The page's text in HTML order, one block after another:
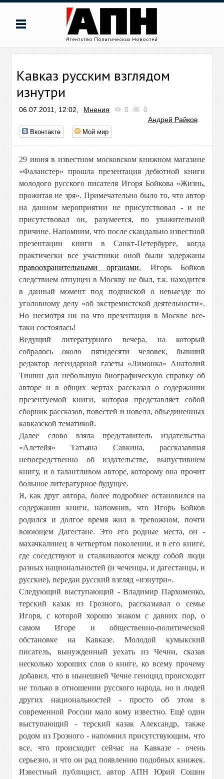
Кавказ русским взглядом
изнутри
06.07.2011, 12:02, Мнения 0
0
Андрей Райков
Вконтакте Мой мир
29 июня в известном московском книжном магазине
«Фаланстер» прошла презентация дебютной книги
молодого русского писателя Игоря Бойкова «Жизнь,
прожитая не зря». Примечательно было то, что автор
на данном мероприятии не присутствовал - и не
присутствовал он, разумеется, по уважительной
причине. Напомним, что после скандально известной
презентации книги в Санкт-Петербурге, когда
практически все участники оной были задержаны
правоохранительными органами, Игорь Бойков
следствием отпущен в Москву не был, т.к. находится
в данный момент под подпиской о невыезде по
уголовному делу «об экстремистской деятельности».
Но несмотря ни на что презентация в Москве все-
таки состоялась!
Ведущий литературного вечера, на который
собралось около пятидесяти человек, бывший
редактор легендарной газеты «Лимонка» Анатолий
Тишин дал небольшую биографическую справку об
авторе и в общих чертах рассказал о содержании
презентуемой книги, которая представляет собой
сборник рассказов, повестей и новелл, объединенных
кавказской тематикой.
Далее слово взяла представитель издательства
«Алетейя» Татьяна Савкина, рассказавшая
непосредственно об издательстве, выпустившем
книгу, и о талантливом авторе, которому она прочит
большое литературное будущее.
Я, как друг автора, более подробнее остановился на
содержании книги, напомнив, что Игорь Бойков
родился и долгое время жил в тревожном, почти
воюющем Дагестане. Это его родные места, он -
махачкалинец в четвертом поколении, и в его книге,
где соседствуют и сталкиваются между собой люди
разных национальностей (и чеченцы, и дагестанцы, и
русские), передан русский взгляд «изнутри».
Следующий выступающий - Владимир Пархоменко,
терский казак из Грозного, рассказывал о семье
Игоря, с которой хорошо знаком с давних пор, о
самом Игоре и общественно-политической
обстановке на Кавказе. Молодой кумыкский
писатель, вынужденный уехать из Чечни, сказав
несколько хороших слов о книге, ко всему прочему
добавил, что в нынешней Чечне геноцид происходит
не только в отношении русского народа, но и людей
других национальностей - просто об этом в
современной России мало кому известно. Ещё один
выступающий - терский казак Александр, также
родом из Грозного - напомнил присутствующим, что
все, что происходит сейчас на Кавказе - очень
серьезно, и что он рад появлению подобных книжек.
Известный публицист, автор АПН Юрий Сошин